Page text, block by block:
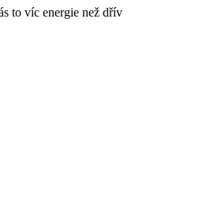
to víc energie než dřív